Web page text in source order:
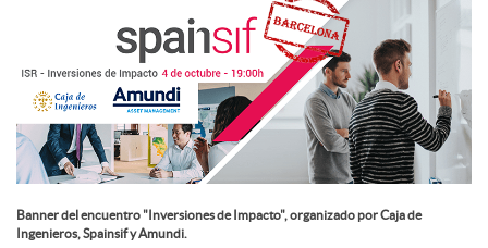
e
c
o
Banner del encuentro "Inversiones de Impacto", organizado por Caja de
Ingenieros, Spainsif y Amundi.